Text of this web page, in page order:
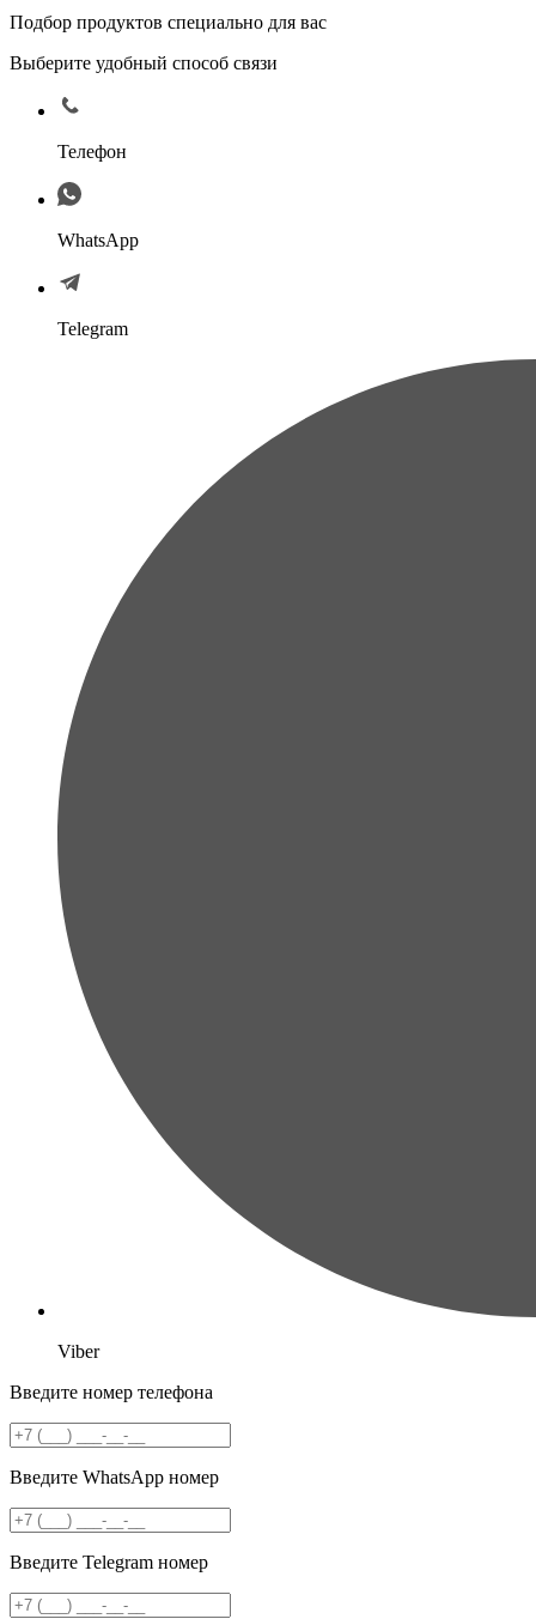
Подбор продуктов специально для вас
Выберите удобный способ связи
Телефон
WhatsApp
Telegram
Viber
Введите номер телефона
Введите WhatsApp номер
Введите Telegram номер